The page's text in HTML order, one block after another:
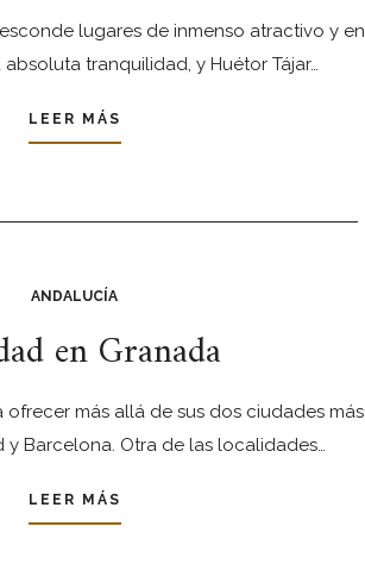
lugares de inmenso atractivo y en
tranquilidad, y Huétor Tájar…
LEER MÁS
ANDALUCÍA
en Granada
más allá de sus dos ciudades más
y Barcelona. Otra de las localidades…
LEER MÁS